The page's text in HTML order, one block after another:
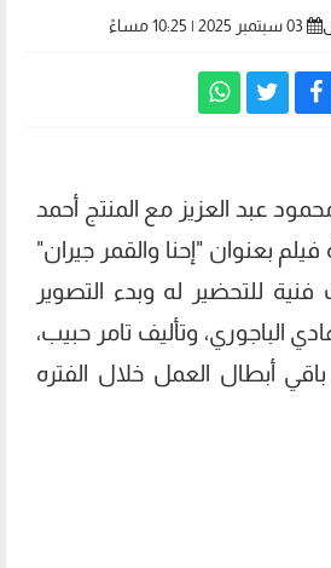
03 سبتمبر 2025 | 10:25 مساءً
عبد العزيز مع المنتج أحمد
بعنوان "إحنا والقمر جيران"
للتحضير له وبدء التصوير
الباجوري، وتأليف تامر حبيب،
أبطال العمل خلال الفتره